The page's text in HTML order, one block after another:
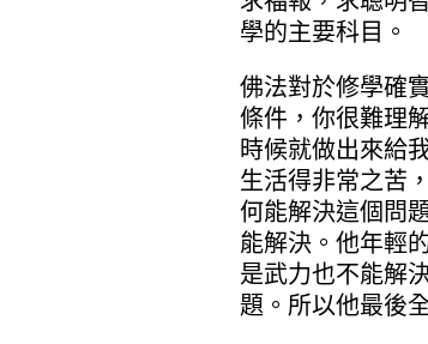
學的主要科目。
佛法對於修學確
條件，你很難理
時候就做出來給
生活得非常之苦
何能解決這個問
能解決。他年輕
是武力也不能解
題。所以他最後